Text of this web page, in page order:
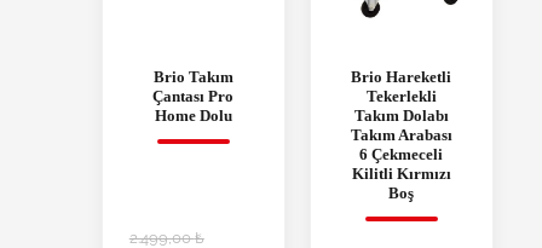
Brio Takım
Çantası Pro
Home Dolu
2.499,00₺
Brio Hareketli
Tekerlekli
Takım Dolabı
Takım Arabası
6 Çekmeceli
Kilitli Kırmızı
Boş